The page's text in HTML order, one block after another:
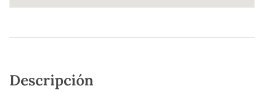
Descripción